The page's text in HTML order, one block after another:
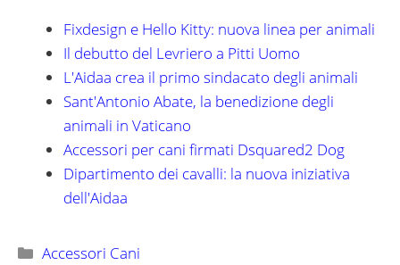
Fixdesign e Hello Kitty: nuova linea per animali
Il debutto del Levriero a Pitti Uomo
L'Aidaa crea il primo sindacato degli animali
Sant'Antonio Abate, la benedizione degli
animali in Vaticano
Accessori per cani firmati Dsquared2 Dog
Dipartimento dei cavalli: la nuova iniziativa
dell'Aidaa
Categorie
Accessori Cani